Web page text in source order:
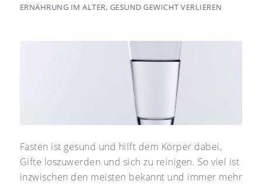
ERNÄHRUNG IM ALTER, GESUND GEWICHT VERLIEREN
Fasten ist gesund und hilft dem Körper dabei,
Gifte loszuwerden und sich zu reinigen. So viel ist
inzwischen den meisten bekannt und immer mehr